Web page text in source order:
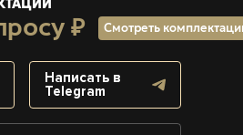
₽ Смотреть
Написать в
Telegram